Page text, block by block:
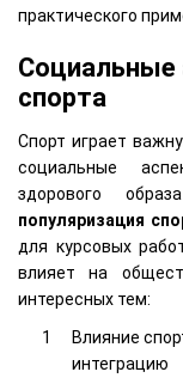
практического
Социальные
спорта
Спорт играет
социальные
здорового
популяризация
для курсовых
влияет на
интересных тем:
Влияние
интеграцию